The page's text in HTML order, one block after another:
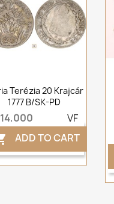
Terézia 20 Krajcár
1777 B/SK-PD
VF
ADD TO CART